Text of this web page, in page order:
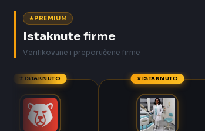
PREMIUM
Istaknute firme
Verifikovane i preporučene firme
⭐ ISTAKNUTO ⭐ ISTAKNUTO